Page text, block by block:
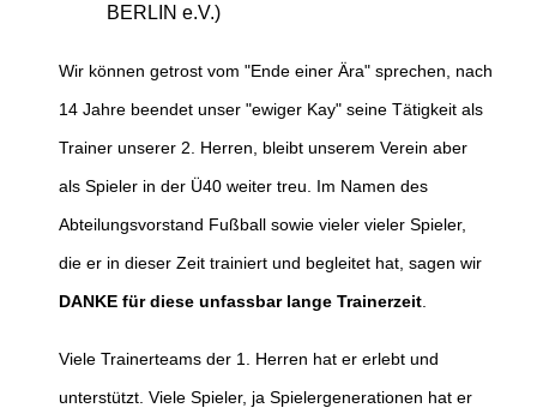
BERLIN e.V.)
Wir können getrost vom "Ende einer Ära" sprechen, nach
14 Jahre beendet unser "ewiger Kay" seine Tätigkeit als
Trainer unserer 2. Herren, bleibt unserem Verein aber
als Spieler in der Ü40 weiter treu. Im Namen des
Abteilungsvorstand Fußball sowie vieler vieler Spieler,
die er in dieser Zeit trainiert und begleitet hat, sagen wir
DANKE für diese unfassbar lange Trainerzeit
Viele Trainerteams der 1. Herren hat er erlebt und
unterstützt. Viele Spieler, ja Spielergenerationen hat er